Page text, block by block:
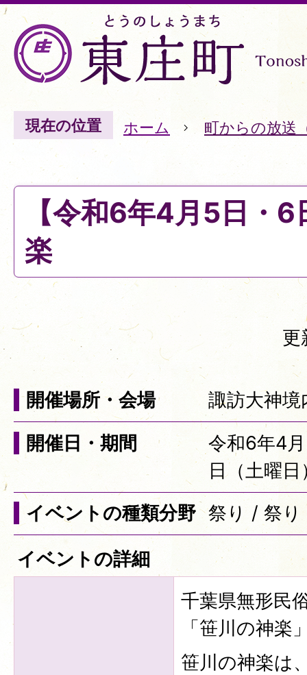
現在の位置 ホーム 町からの放送
【令和6年4月5日・
楽
更
開催場所・会場
諏訪大神境
開催日・期間
令和6年4
日（土曜
イベントの種類分野 祭り / 祭り
イベントの詳細
千葉県無形民
「笹川の神楽
笹川の神楽は